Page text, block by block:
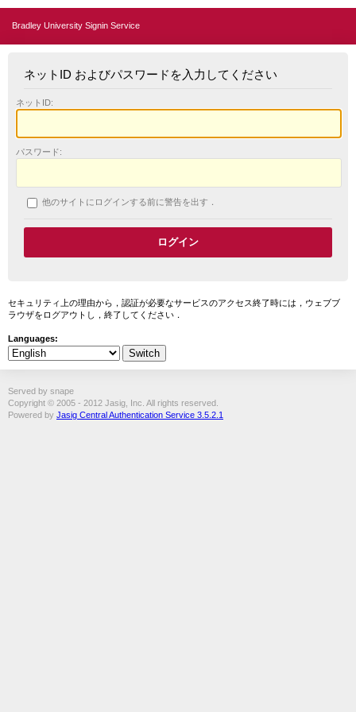
Bradley University Signin Service
ネットID およびパスワードを入力してください
ネットID:
パスワード:
他のサイトにログインする前に警告を出す．
セキュリティ上の理由から，認証が必要なサービスのアクセス終了時には，ウェブブ
ラウザをログアウトし，終了してください．
Languages:
Served by snape
Copyright © 2005 - 2012 Jasig, Inc. All rights reserved.
Powered by Jasig Central Authentication Service 3.5.2.1